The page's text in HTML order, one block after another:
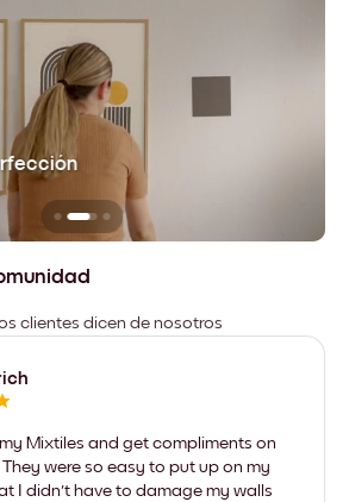
clientes dicen de nosotros
Mixtiles and get compliments on
were so easy to put up on my
I didn't have to damage my walls